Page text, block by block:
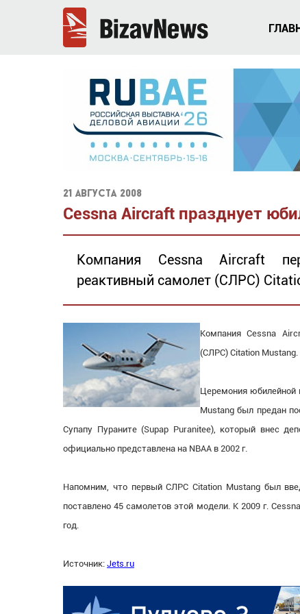
21 августа 2008
Cessna Aircraft празднует
Компания Cessna Aircraft
реактивный самолет (СЛРС)
Компания Cessna
(СЛРС) Citation Mustang.
Церемония юбилейной
Mustang был предан
Супапу Пураните (Supap Puranitee), который внес
официально представлена на NBAA в 2002 г.
Напомним, что первый СЛРС Citation Mustang был
поставлено 45 самолетов этой модели. К 2009 г.
год.
Источник: Jets.ru